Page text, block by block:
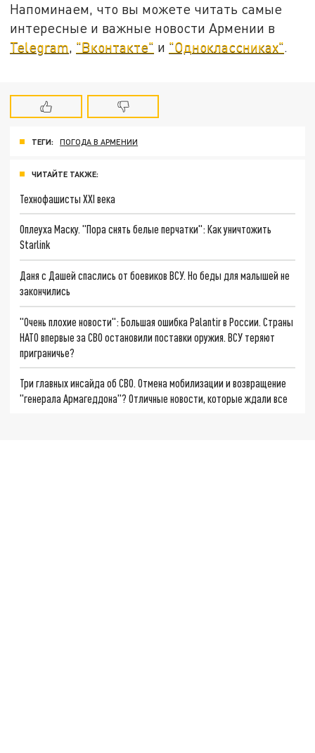
Напоминаем, что вы можете читать самые
интересные и важные новости Армении в
Telegram, "Вконтакте" и "Одноклассниках".
ТЕГИ: ПОГОДА В АРМЕНИИ
ЧИТАЙТЕ ТАКЖЕ:
Технофашисты XXI века
Оплеуха Маску. "Пора снять белые перчатки": Как уничтожить
Starlink
Даня с Дашей спаслись от боевиков ВСУ. Но беды для малышей не
закончились
"Очень плохие новости": Большая ошибка Palantir в России. Страны
НАТО впервые за СВО остановили поставки оружия. ВСУ теряют
приграничье?
Три главных инсайда об СВО. Отмена мобилизации и возвращение
"генерала Армагеддона"? Отличные новости, которые ждали все